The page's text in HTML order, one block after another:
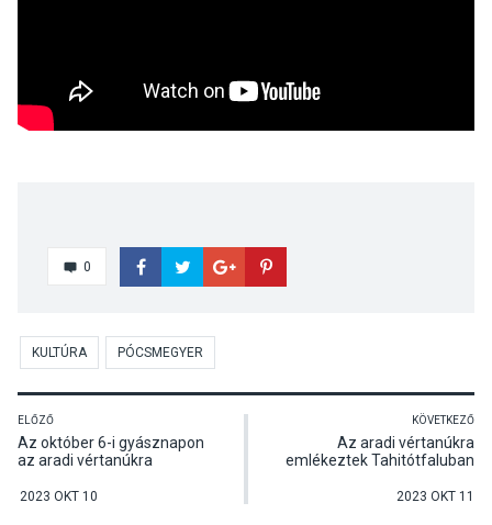
0
KULTÚRA PÓCSMEGYER
ELŐZŐ
Az október 6-i gyásznapon
az aradi vértanúkra
2023 OKT 10
KÖVETKEZŐ
Az aradi vértanúkra
emlékeztek Tahitótfaluban
2023 OKT 11